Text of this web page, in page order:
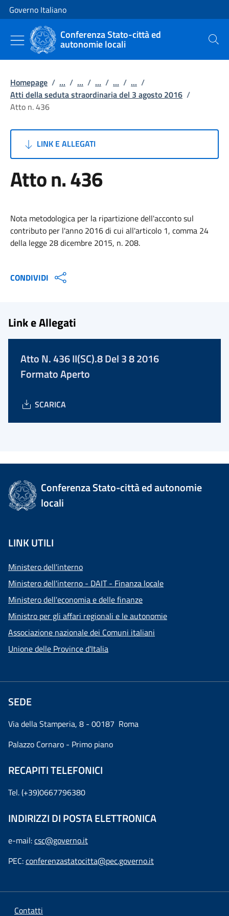
Vai al contenuto
Vai alla navigazione del sito
Governo Italiano
Conferenza Stato-città ed
autonomie locali Cerca
Homepage / ... / ... / ... / ... / ... /
Atti della seduta straordinaria del 3 agosto 2016 /
Atto n. 436
LINK E ALLEGATI
Atto n. 436
Nota metodologica per la ripartizione dell'acconto sul
contributo per l'anno 2016 di cui all'articolo 1, comma 24
della legge 28 dicembre 2015, n. 208.
CONDIVIDI
Link e Allegati
Atto N. 436 II(SC).8 Del 3 8 2016
Formato Aperto
SCARICA
Conferenza Stato-città ed autonomie
locali
LINK UTILI
Ministero dell'interno
Ministero dell'interno - DAIT - Finanza locale
Ministero dell'economia e delle finanze
Ministro per gli affari regionali e le autonomie
Associazione nazionale dei Comuni italiani
Unione delle Province d'Italia
SEDE
Via della Stamperia, 8 - 00187 Roma
Palazzo Cornaro - Primo piano
RECAPITI TELEFONICI
Tel. (+39)0667796380
INDIRIZZI DI POSTA ELETTRONICA
e-mail:csc@governo.it
PEC:conferenzastatocitta@pec.governo.it
Contatti